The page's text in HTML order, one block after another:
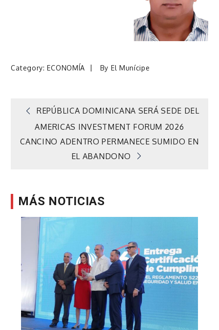
Category:ECONOMÍA By El Munícipe
Navegación
de
REPÚBLICA DOMINICANA SERÁ SEDE DEL
AMERICAS INVESTMENT FORUM 2026
CANCINO ADENTRO PERMANECE SUMIDO EN
EL ABANDONO
MÁS NOTICIAS